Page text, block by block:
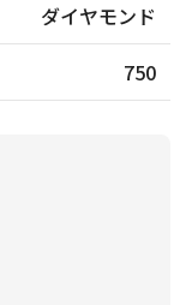
ダイヤモンド
750